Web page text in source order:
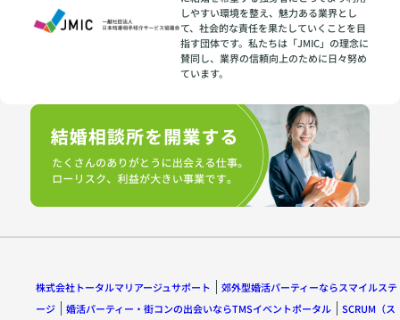
しやすい環境を整え、魅力ある業界とし
て、社会的な責任を果たしていくことを目
指す団体です。私たちは「JMIC」の理念に
賛同し、業界の信頼向上のために日々努め
ています。
株式会社トータルマリアージュサポート
郊外型婚活パーティーならスマイルステ
ージ
婚活パーティー・街コンの出会いならTMSイベントポータル
SCRUM（ス